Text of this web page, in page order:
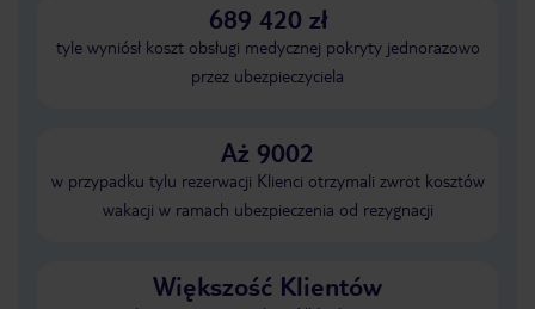
689 420 zł
tyle wyniósł koszt obsługi medycznej pokryty jednorazowo
przez ubezpieczyciela
Aż 9002
w przypadku tylu rezerwacji Klienci otrzymali zwrot kosztów
wakacji w ramach ubezpieczenia od rezygnacji
Większość Klientów